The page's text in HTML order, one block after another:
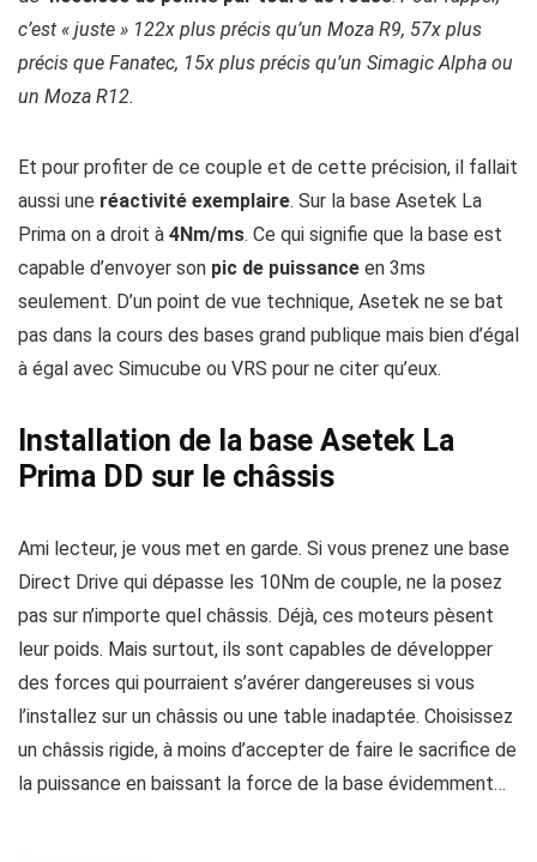
c’est « juste » 122x plus précis qu’un Moza R9, 57x plus
précis que Fanatec, 15x plus précis qu’un Simagic Alpha ou
un Moza R12.
Et pour profiter de ce couple et de cette précision, il fallait
aussi une réactivité exemplaire. Sur la base Asetek La
Prima on a droit à 4Nm/ms. Ce qui signifie que la base est
capable d’envoyer son pic de puissance en 3ms
seulement. D’un point de vue technique, Asetek ne se bat
pas dans la cours des bases grand publique mais bien d’égal
à égal avec Simucube ou VRS pour ne citer qu’eux.
Installation de la base Asetek La
Prima DD sur le châssis
Ami lecteur, je vous met en garde. Si vous prenez une base
Direct Drive qui dépasse les 10Nm de couple, ne la posez
pas sur n’importe quel châssis. Déjà, ces moteurs pèsent
leur poids. Mais surtout, ils sont capables de développer
des forces qui pourraient s’avérer dangereuses si vous
l’installez sur un châssis ou une table inadaptée. Choisissez
un châssis rigide, à moins d’accepter de faire le sacrifice de
la puissance en baissant la force de la base évidemment…